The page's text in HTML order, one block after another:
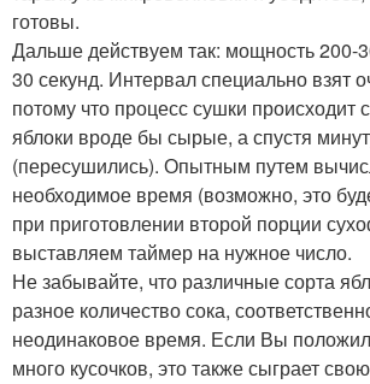
готовы.
Дальше действуем так: мощность 200-
30 секунд. Интервал специально взят
потому что процесс сушки происходит
яблоки вроде бы сырые, а спустя
(пересушились). Опытным путем
необходимое время (возможно, это
при приготовлении второй порции
выставляем таймер на нужное число.
Не забывайте, что различные сорта
разное количество сока,
неодинаковое время. Если Вы
много кусочков, это также сыграет